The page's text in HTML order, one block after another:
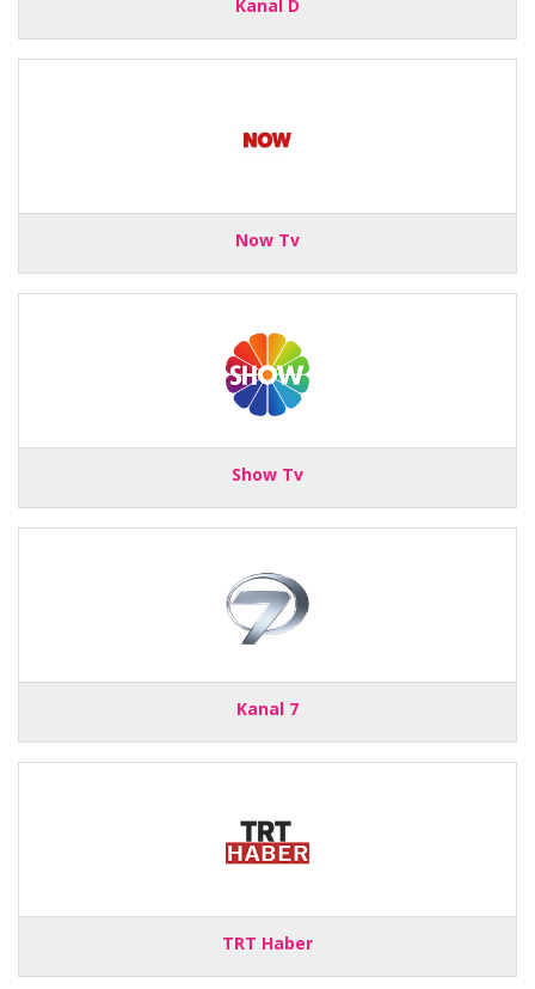
Kanal D
Now Tv
Show Tv
Kanal 7
TRT Haber